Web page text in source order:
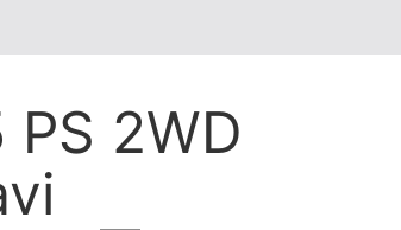
PS 2WD